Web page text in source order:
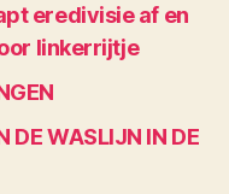
eredivisie af en
linkerrijtje
DE WASLIJN IN DE